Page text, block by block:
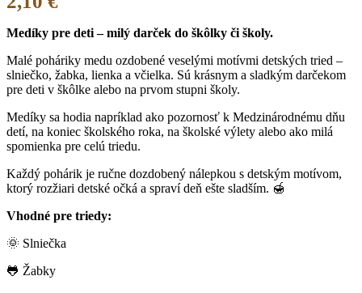
Medíky pre deti – milý darček do škôlky či školy.
Malé poháriky medu ozdobené veselými motívmi detských tried –
slniečko, žabka, lienka a včielka. Sú krásnym a sladkým darčekom
pre deti v škôlke alebo na prvom stupni školy.
Medíky sa hodia napríklad ako pozornosť k Medzinárodnému dňu
detí, na koniec školského roka, na školské výlety alebo ako milá
spomienka pre celú triedu.
Každý pohárik je ručne dozdobený nálepkou s detským motívom,
ktorý rozžiari detské očká a spraví deň ešte sladším. 🍯
Vhodné pre triedy:
🌞 Slniečka
🐸 Žabky